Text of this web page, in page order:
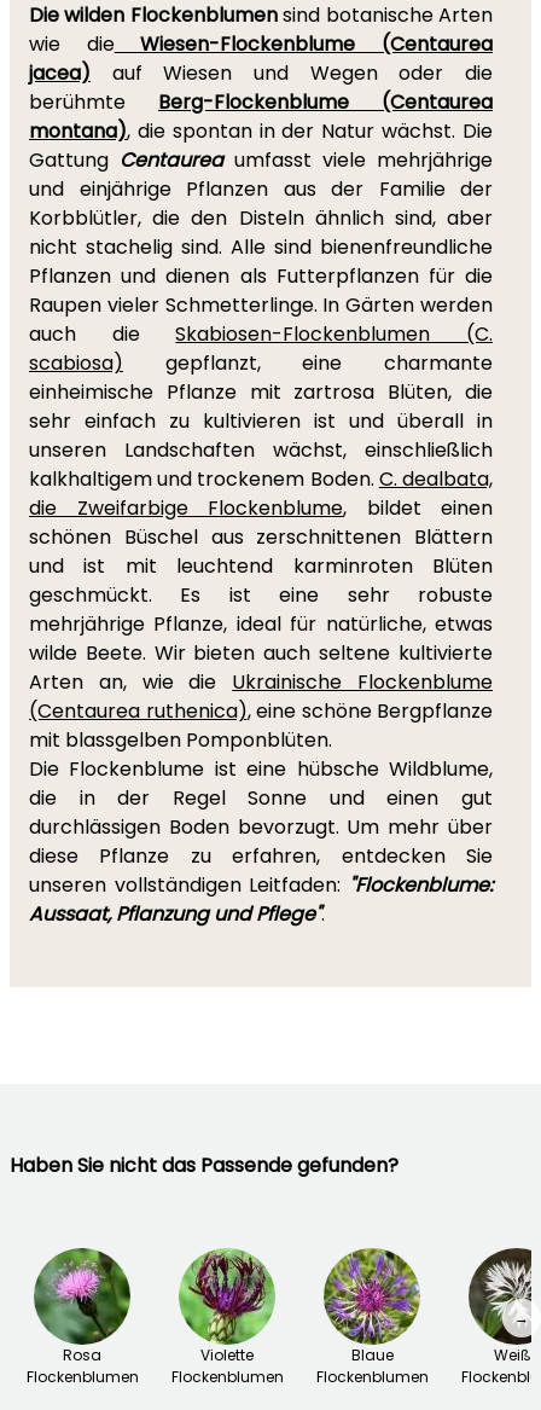
Die wilden Flockenblumensind botanische Arten
wie dieWiesen-Flockenblume (Centaurea
jacea) auf Wiesen und Wegen oder die
berühmte Berg-Flockenblume (Centaurea
montana), die spontan in der Natur wächst. Die
Gattung Centaureaumfasst viele mehrjährige
und einjährige Pflanzen aus der Familie der
Korbblütler, die den Disteln ähnlich sind, aber
nicht stachelig sind. Alle sind bienenfreundliche
Pflanzen und dienen als Futterpflanzen für die
Raupen vieler Schmetterlinge. In Gärten werden
auch dieSkabiosen-Flockenblumen (C.
scabiosa) gepflanzt, eine charmante
einheimische Pflanze mit zartrosa Blüten, die
sehr einfach zu kultivieren ist und überall in
unseren Landschaften wächst, einschließlich
kalkhaltigem und trockenem Boden. C. dealbata,
die Zweifarbige Flockenblume, bildet einen
schönen Büschel aus zerschnittenen Blättern
und ist mit leuchtend karminroten Blüten
geschmückt. Es ist eine sehr robuste
mehrjährige Pflanze, ideal für natürliche, etwas
wilde Beete. Wir bieten auch seltene kultivierte
Arten an, wie die Ukrainische Flockenblume
(Centaurea ruthenica), eine schöne Bergpflanze
mit blassgelben Pomponblüten.
Die Flockenblume ist eine hübsche Wildblume,
die in der Regel Sonne und einen gut
durchlässigen Boden bevorzugt. Um mehr über
diese Pflanze zu erfahren, entdecken Sie
unseren vollständigen Leitfaden: "Flockenblume:
Aussaat, Pflanzung und Pflege".
Haben Sie nicht das Passende gefunden?
Rosa
Flockenblumen
Violette
Flockenblumen
Blaue
Flockenblumen
Weiße
→